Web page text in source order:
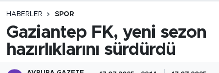
HABERLER SPOR
Gaziantep FK, yeni sezon
hazırlıklarını sürdürdü